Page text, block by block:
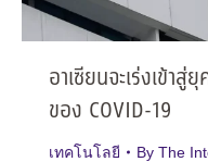
อาเซียนจะเร่งเข้า
ของ COVID-19
เทคโนโลยี By The